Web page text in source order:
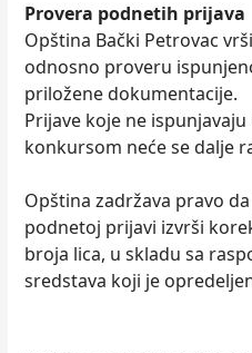
Provera podnetih prijava
Opština Bački Petrovac
odnosno proveru
priložene dokumentacije.
Prijave koje ne
konkursom neće se dalje
Opština zadržava pravo
podnetoj prijavi izvrši
broja lica, u skladu sa
sredstava koji je